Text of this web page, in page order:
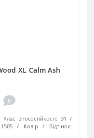
XL Calm Ash
0
Клас зносостійкості: 31
1505
Колір / Відтінок: